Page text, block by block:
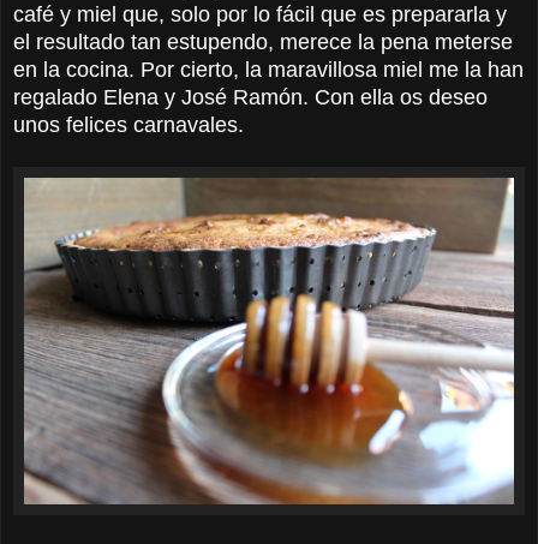
café y miel que, solo por lo fácil que es prepararla y
el resultado tan estupendo, merece la pena meterse
en la cocina. Por cierto, la maravillosa miel me la han
regalado Elena y José Ramón. Con ella os deseo
unos felices carnavales.